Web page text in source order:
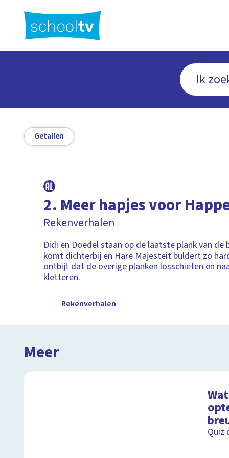
hoofdinhoud
Getallen
2. Meer hapjes voor
Rekenverhalen
Didi en Doedel staan op de laatste plank van de
komt dichterbij en Hare Majesteit buldert zo
ontbijt dat de overige planken losschieten en
kletteren.
Rekenverhalen
Meer
Quiz